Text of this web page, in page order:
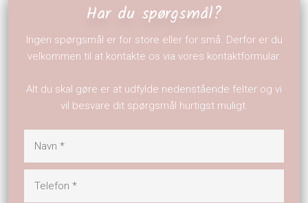
Har du spørgsmål?
Ingen spørgsmål er for store eller for små. Derfor er du
velkommen til at kontakte os via vores kontaktformular.
Alt du skal gøre er at udfylde nedenstående felter og vi
vil besvare dit spørgsmål hurtigst muligt.